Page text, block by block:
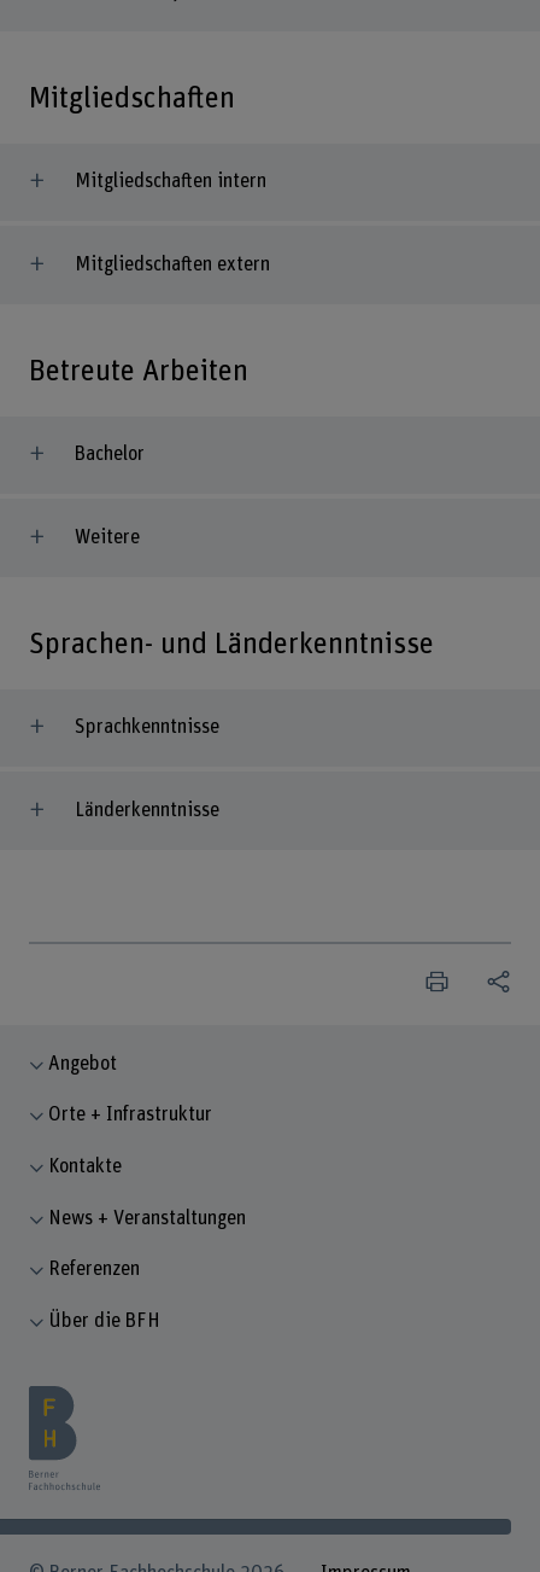
Mitgliedschaften
Mitgliedschaften intern
Mitgliedschaften extern
Betreute Arbeiten
Bachelor
Weitere
Sprachen- und Länderkenntnisse
Sprachkenntnisse
Länderkenntnisse
Angebot
Orte + Infrastruktur
Kontakte
News + Veranstaltungen
Referenzen
Über die BFH